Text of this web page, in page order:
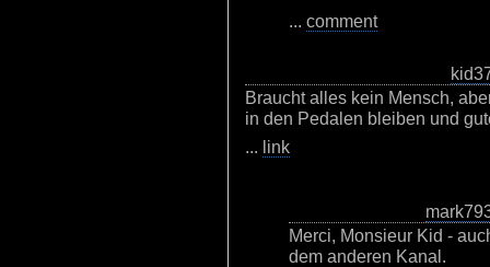
... comment
Braucht alles kein Mensch,
in den Pedalen bleiben und
... link
Merci, Monsieur Kid -
dem anderen Kanal.